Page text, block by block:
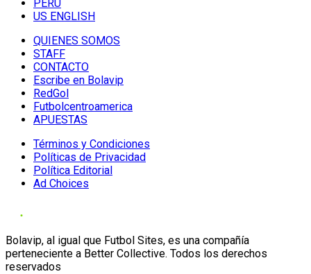
PERU
US ENGLISH
QUIENES SOMOS
STAFF
CONTACTO
Escribe en Bolavip
RedGol
Futbolcentroamerica
APUESTAS
Términos y Condiciones
Políticas de Privacidad
Política Editorial
Ad Choices
Bolavip, al igual que Futbol Sites, es una compañía
perteneciente a Better Collective. Todos los derechos
reservados